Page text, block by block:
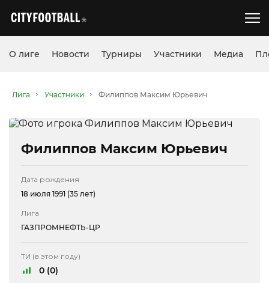
О лиге Новости Турниры Участники Медиа
Лига Участники Филиппов Максим Юрьевич
Филиппов Максим Юрьевич
Дата рождения
18 июля 1991 (35 лет)
Лига
ГАЗПРОМНЕФТЬ-ЦР
ТИ (в этом году)
0 (0)